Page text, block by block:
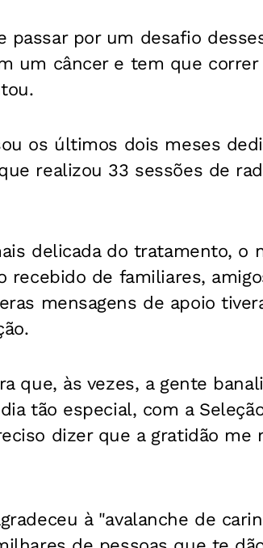
passar por um desafio
um câncer e tem que
os últimos dois meses
realizou 33 sessões de
delicada do tratamento, o
recebido de familiares,
mensagens de apoio
que, às vezes, a gente
tão especial, com a
dizer que a gratidão me
à "avalanche de